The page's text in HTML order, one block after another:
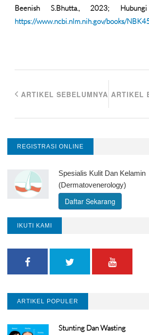
Beenish S.Bhutta., 2023;
https://www.ncbi.nlm.nih.gov/books/
ARTIKEL SEBELUMNYA ARTIKEL
REGISTRASI ONLINE
Spesialis Kulit Dan Kelamin
(Dermatovenerology)
Daftar Sekarang
IKUTI KAMI
ARTIKEL POPULER
Stunting Dan Wasting